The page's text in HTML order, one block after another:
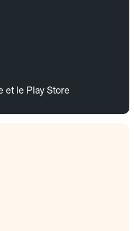
et le Play Store